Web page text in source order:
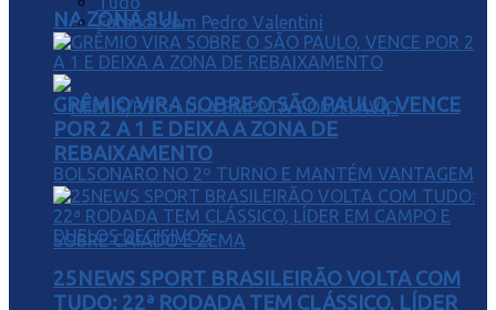
NA ZONA SUL
Futebol com Pedro Valentini
GRÊMIO VIRA SOBRE O SÃO PAULO, VENCE
POR 2 A 1 E DEIXA A ZONA DE
REBAIXAMENTO
25NEWS SPORT BRASILEIRÃO VOLTA COM
TUDO: 22ª RODADA TEM CLÁSSICO, LÍDER